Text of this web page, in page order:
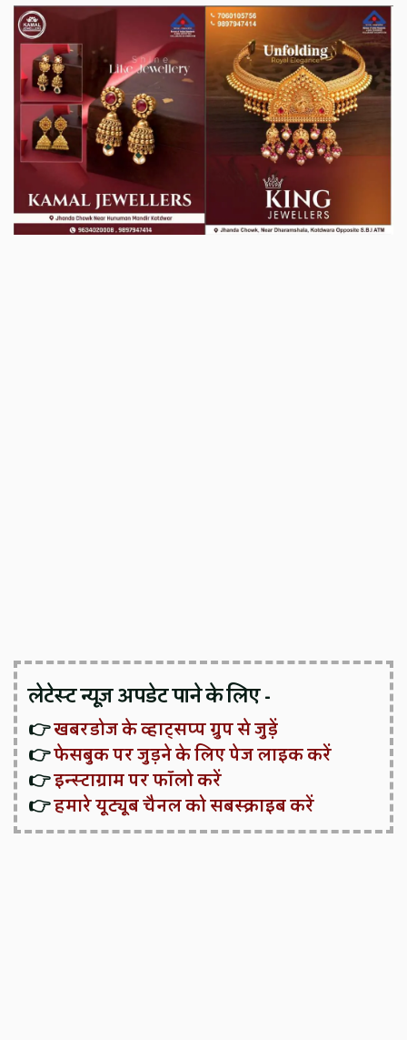
लेटेस्ट न्यूज़ अपडेट पाने के लिए -
👉खबरडोज के व्हाट्सप्प ग्रुप से जुड़ें
👉फेसबुक पर जुड़ने के लिए पेज लाइक करें
👉इन्स्टाग्राम पर फॉलो करें
👉हमारे यूट्यूब चैनल को सबस्क्राइब करें